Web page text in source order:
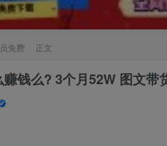
免费 正文
钱么? 3个月52W 图文带